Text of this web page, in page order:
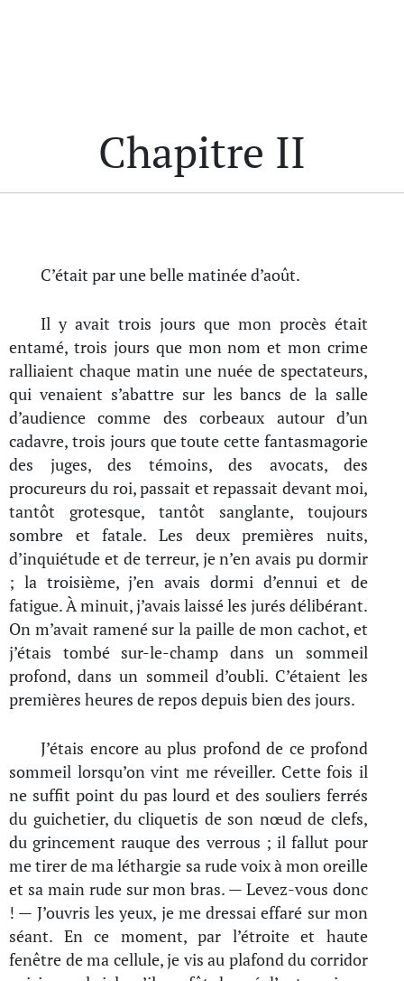
Chapitre II
C’était par une belle matinée d’août.
Il y avait trois jours que mon procès était
entamé, trois jours que mon nom et mon crime
ralliaient chaque matin une nuée de spectateurs,
qui venaient s’abattre sur les bancs de la salle
d’audience comme des corbeaux autour d’un
cadavre, trois jours que toute cette fantasmagorie
des juges, des témoins, des avocats, des
procureurs du roi, passait et repassait devant moi,
tantôt grotesque, tantôt sanglante, toujours
sombre et fatale. Les deux premières nuits,
d’inquiétude et de terreur, je n’en avais pu dormir
; la troisième, j’en avais dormi d’ennui et de
fatigue. À minuit, j’avais laissé les jurés délibérant.
On m’avait ramené sur la paille de mon cachot, et
j’étais tombé sur-le-champ dans un sommeil
profond, dans un sommeil d’oubli. C’étaient les
premières heures de repos depuis bien des jours.
J’étais encore au plus profond de ce profond
sommeil lorsqu’on vint me réveiller. Cette fois il
ne suffit point du pas lourd et des souliers ferrés
du guichetier, du cliquetis de son nœud de clefs,
du grincement rauque des verrous ; il fallut pour
me tirer de ma léthargie sa rude voix à mon oreille
et sa main rude sur mon bras. — Levez-vous donc
! — J’ouvris les yeux, je me dressai effaré sur mon
séant. En ce moment, par l’étroite et haute
fenêtre de ma cellule, je vis au plafond du corridor